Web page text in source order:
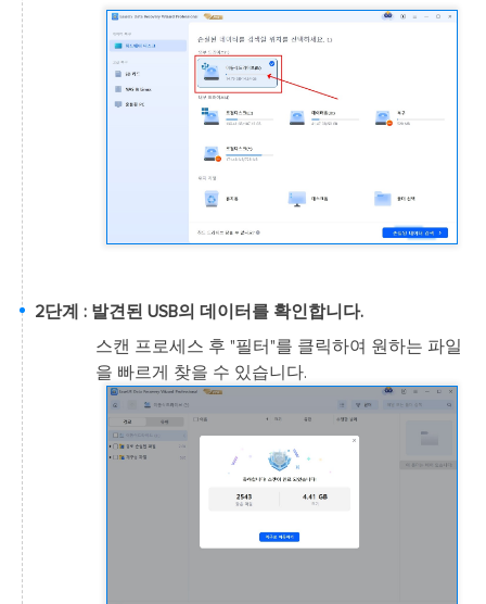
2단계 : 발견된 USB의 데이터를 확인합니다.
스캔 프로세스 후 "필터"를 클릭하여 원하는 파일
을 빠르게 찾을 수 있습니다.